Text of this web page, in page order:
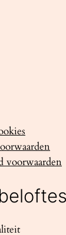
voorwaarden